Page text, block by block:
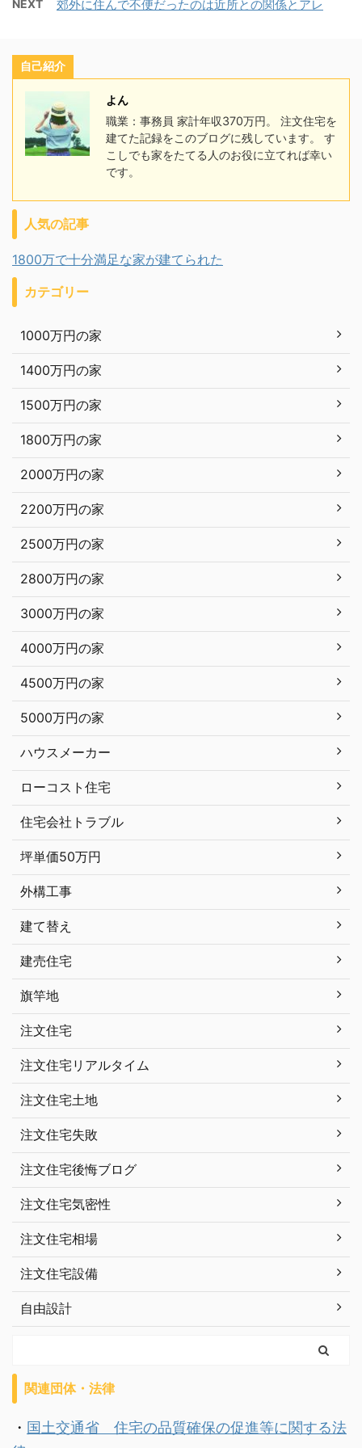
NEXT 郊外に住んで不便だったのは近所との関係とアレ
自己紹介
よん
職業：事務員 家計年収370万円。 注文住宅を
建てた記録をこのブログに残しています。 す
こしでも家をたてる人のお役に立てれば幸い
です。
人気の記事
1800万で十分満足な家が建てられた
カテゴリー
1000万円の家
1400万円の家
1500万円の家
1800万円の家
2000万円の家
2200万円の家
2500万円の家
2800万円の家
3000万円の家
4000万円の家
4500万円の家
5000万円の家
ハウスメーカー
ローコスト住宅
住宅会社トラブル
坪単価50万円
外構工事
建て替え
建売住宅
旗竿地
注文住宅
注文住宅リアルタイム
注文住宅土地
注文住宅失敗
注文住宅後悔ブログ
注文住宅気密性
注文住宅相場
注文住宅設備
自由設計
関連団体・法律
・ 国土交通省 住宅の品質確保の促進等に関する法